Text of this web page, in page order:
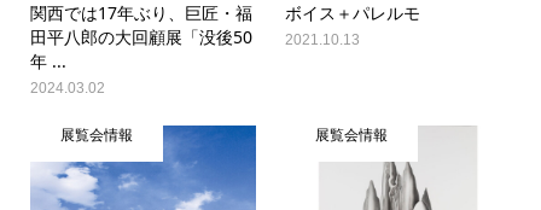
関西では17年ぶり、巨匠・福
田平八郎の大回顧展「没後50
年 ...
2024.03.02
ボイス＋パレルモ
2021.10.13
展覧会情報 展覧会情報